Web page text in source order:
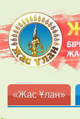
«Жас Ұлан»